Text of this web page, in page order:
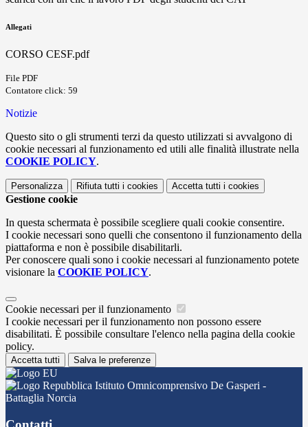
Allegati
CORSO CESF.pdf
File PDF
Contatore click: 59
Notizie
Questo sito o gli strumenti terzi da questo utilizzati si avvalgono di
cookie necessari al funzionamento ed utili alle finalità illustrate nella
COOKIE POLICY.
Personalizza Rifiuta tutti i cookies Accetta tutti i cookies
Gestione cookie
In questa schermata è possibile scegliere quali cookie consentire.
I cookie necessari sono quelli che consentono il funzionamento della
piattaforma e non è possibile disabilitarli.
Per conoscere quali sono i cookie necessari al funzionamento potete
visionare la COOKIE POLICY.
Cookie necessari per il funzionamento
I cookie necessari per il funzionamento non possono essere
disabilitati. È possibile consultare l'elenco nella pagina della cookie
policy.
Accetta tutti Salva le preferenze
Istituto Omnicomprensivo De Gasperi -
Battaglia Norcia